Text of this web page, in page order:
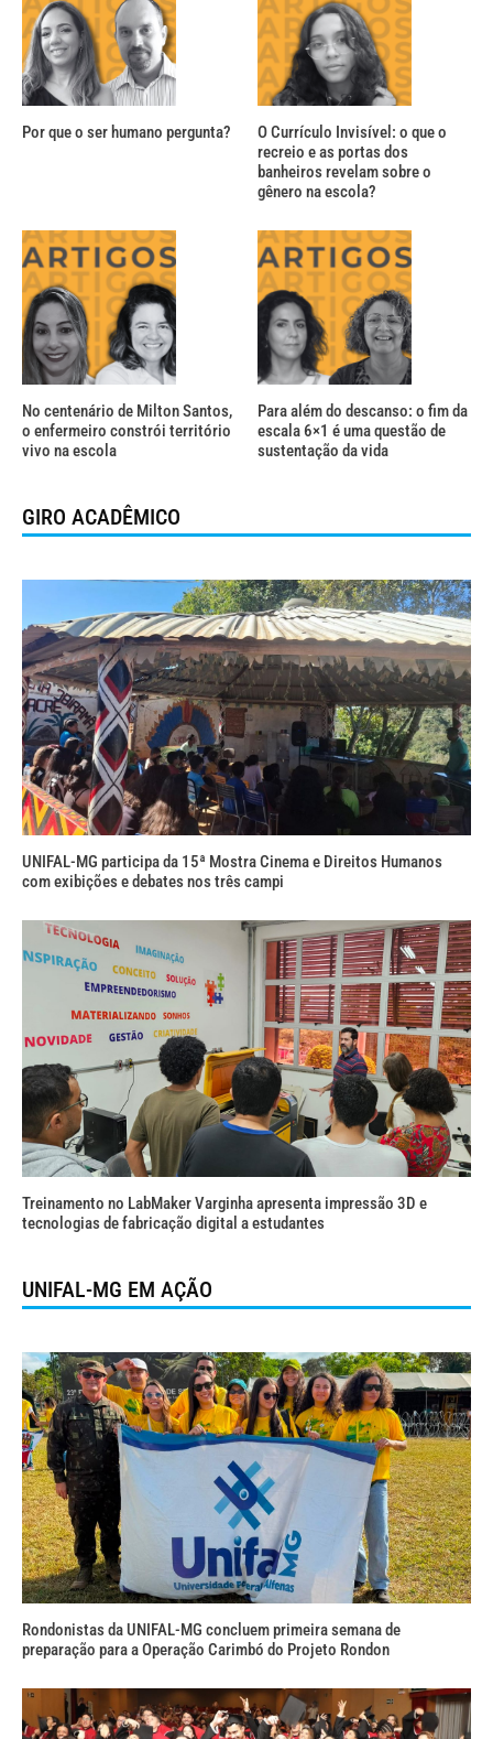
Por que o ser humano pergunta?
O Currículo Invisível: o que o
recreio e as portas dos
banheiros revelam sobre o
gênero na escola?
No centenário de Milton Santos,
o enfermeiro constrói território
vivo na escola
Para além do descanso: o fim da
escala 6×1 é uma questão de
sustentação da vida
GIRO ACADÊMICO
UNIFAL-MG participa da 15ª Mostra Cinema e Direitos Humanos
com exibições e debates nos três campi
Treinamento no LabMaker Varginha apresenta impressão 3D e
tecnologias de fabricação digital a estudantes
UNIFAL-MG EM AÇÃO
Rondonistas da UNIFAL-MG concluem primeira semana de
preparação para a Operação Carimbó do Projeto Rondon